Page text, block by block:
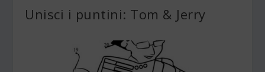
Unisci i puntini: Tom & Jerry